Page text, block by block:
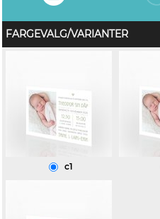
FARGEVALG/VARIANTER
c1